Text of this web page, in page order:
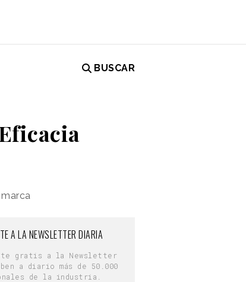
BUSCAR
A LA NEWSLETTER DIARIA
gratis a la Newsletter
a diario más de 50.000
de la industria.